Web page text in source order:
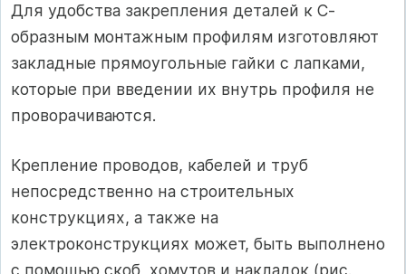
Для удобства закрепления деталей к С-
образным монтажным профилям изготовляют
закладные прямоугольные гайки с лапками,
которые при введении их внутрь профиля не
проворачиваются.
Крепление проводов, кабелей и труб
непосредственно на строительных
конструкциях, а также на
электроконструкциях может, быть выполнено